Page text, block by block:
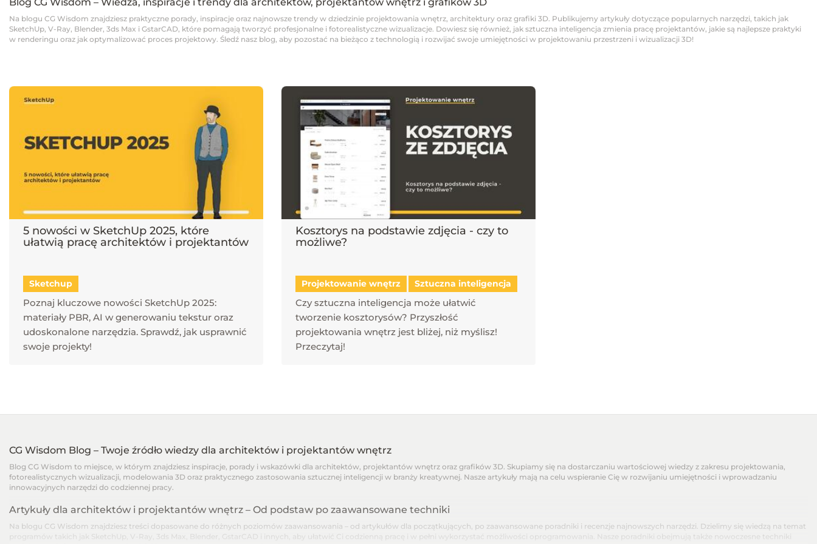
Na blogu CG Wisdom znajdziesz praktyczne porady, inspiracje oraz najnowsze trendy w dziedzinie projektowania wnętrz, architektury oraz grafiki 3D. Publikujemy artykuły dotyczące popularnych narzędzi, takich jak
SketchUp, V-Ray, Blender, 3ds Max i GstarCAD, które pomagają tworzyć profesjonalne i fotorealistyczne wizualizacje. Dowiesz się również, jak sztuczna inteligencja zmienia pracę projektantów, jakie są najlepsze praktyki
w renderingu oraz jak optymalizować proces projektowy. Śledź nasz blog, aby pozostać na bieżąco z technologią i rozwijać swoje umiejętności w projektowaniu przestrzeni i wizualizacji 3D!
5 nowości w SketchUp 2025, które
ułatwią pracę architektów i projektantów
Sketchup
Poznaj kluczowe nowości SketchUp 2025:
materiały PBR, AI w generowaniu tekstur oraz
udoskonalone narzędzia. Sprawdź, jak usprawnić
swoje projekty!
Kosztorys na podstawie zdjęcia - czy to
możliwe?
Projektowanie wnętrz Sztuczna inteligencja
Czy sztuczna inteligencja może ułatwić
tworzenie kosztorysów? Przyszłość
projektowania wnętrz jest bliżej, niż myślisz!
Przeczytaj!
CG Wisdom Blog – Twoje źródło wiedzy dla architektów i projektantów wnętrz
Blog CG Wisdom to miejsce, w którym znajdziesz inspiracje, porady i wskazówki dla architektów, projektantów wnętrz oraz grafików 3D. Skupiamy się na dostarczaniu wartościowej wiedzy z zakresu projektowania,
fotorealistycznych wizualizacji, modelowania 3D oraz praktycznego zastosowania sztucznej inteligencji w branży kreatywnej. Nasze artykuły mają na celu wspieranie Cię w rozwijaniu umiejętności i wprowadzaniu
innowacyjnych narzędzi do codziennej pracy.
Artykuły dla architektów i projektantów wnętrz – Od podstaw po zaawansowane techniki
Na blogu CG Wisdom znajdziesz treści dopasowane do różnych poziomów zaawansowania – od artykułów dla początkujących, po zaawansowane poradniki i recenzje najnowszych narzędzi. Dzielimy się wiedzą na temat
programów takich jak SketchUp, V-Ray, 3ds Max, Blender, GstarCAD i innych, aby ułatwić Ci codzienną pracę i w pełni wykorzystać możliwości oprogramowania. Nasze poradniki obejmują także nowoczesne techniki